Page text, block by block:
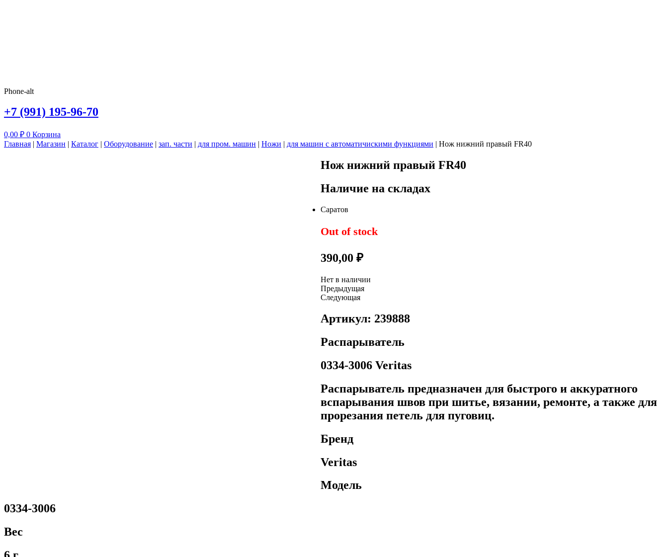
Phone-alt
+7 (991) 195-96-70
0,00 ₽ 0 Корзина
Главная | Магазин | Каталог | Оборудование | зап. части | для пром. машин | Ножи | для машин с автоматичискими функциями | Нож нижний правый FR40
Нож нижний правый FR40
Наличие на складах
Саратов
Out of stock
390,00₽
Нет в наличии
Предыдущая
Следующая
Артикул: 239888
Распарыватель
0334-3006 Veritas
Распарыватель предназначен для быстрого и аккуратного
вспарывания швов при шитье, вязании, ремонте, а также для
прорезания петель для пуговиц.
Бренд
Veritas
Модель
0334-3006
Вес